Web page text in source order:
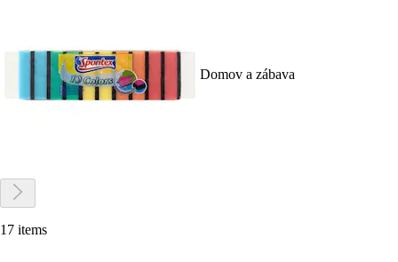
Domov a zábava
17 items